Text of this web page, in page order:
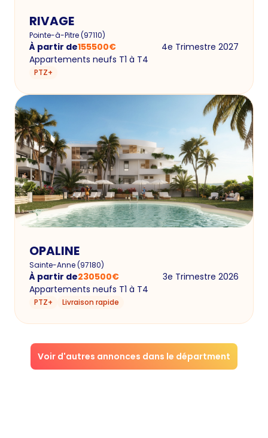
RIVAGE
Pointe-à-Pitre(97110)
À partir de155500€
4e Trimestre 2027
Appartements neufs T1 à T4
PTZ+
OPALINE
Sainte-Anne(97180)
À partir de230500€
3e Trimestre 2026
Appartements neufs T1 à T4
PTZ+ Livraison rapide
Voir d'autres annonces dans le départment